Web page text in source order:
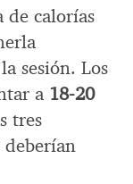
de calorías
sesión. Los
a 18-20
tres
deberían